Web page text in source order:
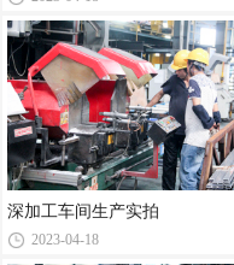
深加工车间生产实拍
2023-04-18